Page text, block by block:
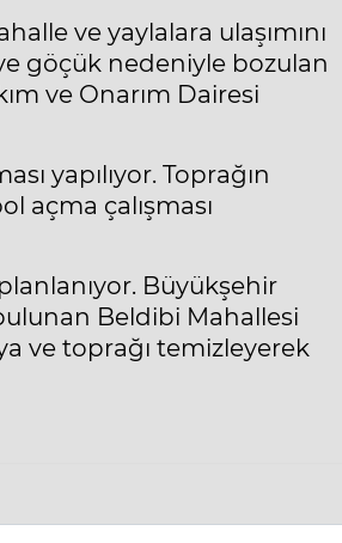
ve yaylalara ulaşımını
göçük nedeniyle bozulan
ve Onarım Dairesi
yapılıyor. Toprağın
açma çalışması
Büyükşehir
Beldibi Mahallesi
ve toprağı temizleyerek